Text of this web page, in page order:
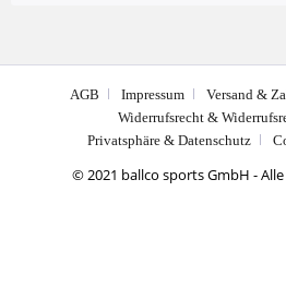
© 2021 ballco sports GmbH -
AGB Impressum
Versand &
Widerrufsrecht &
Privatsphäre & Datenschutz